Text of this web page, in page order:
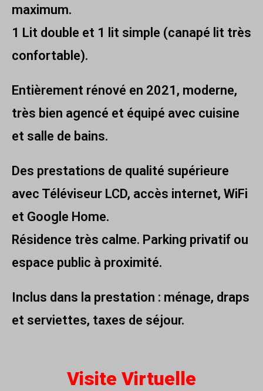
maximum.
1 Lit double et 1 lit simple (canapé lit très
confortable).
Entièrement rénové en 2021, moderne,
très bien agencé et équipé avec cuisine
et salle de bains.
Des prestations de qualité supérieure
avec Téléviseur LCD, accès internet, WiFi
et Google Home.
Résidence très calme. Parking privatif ou
espace public à proximité.
Inclus dans la prestation : ménage, draps
et serviettes, taxes de séjour.
Visite Virtuelle